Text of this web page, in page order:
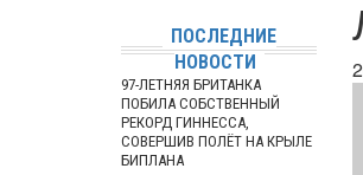
ПОСЛЕДНИЕ
НОВОСТИ
97-ЛЕТНЯЯ БРИТАНКА
ПОБИЛА СОБСТВЕННЫЙ
РЕКОРД ГИННЕССА,
СОВЕРШИВ ПОЛЁТ НА КРЫЛЕ
БИПЛАНА